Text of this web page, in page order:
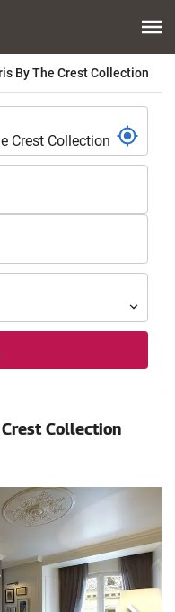
By The Crest Collection
Collection